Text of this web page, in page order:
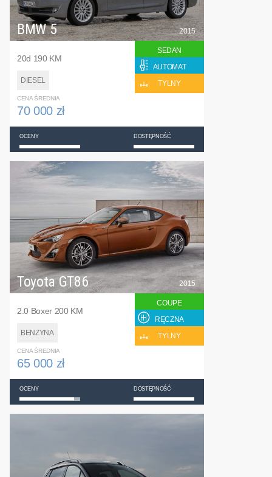
BMW 5
20d 190 KM
DIESEL
2015
SEDAN
AUTOMAT
TYLNY
CENA ŚREDNIA
70 000 zł
OCENY DOSTĘPNOŚĆ
Toyota GT86
2.0 Boxer 200 KM
BENZYNA
2015
COUPE
RĘCZNA
TYLNY
CENA ŚREDNIA
65 000 zł
OCENY DOSTĘPNOŚĆ